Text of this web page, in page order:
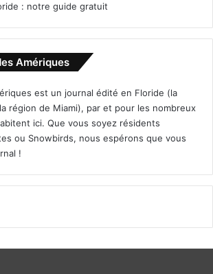
: notre guide gratuit
Amériques
est un journal édité en Floride (la
région de Miami), par et pour les nombreux
ici. Que vous soyez résidents
ou Snowbirds, nous espérons que vous
!